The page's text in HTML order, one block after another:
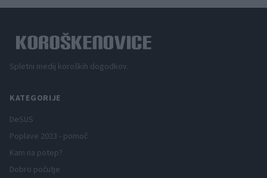
Spletni medij koroških dogodkov.
KATEGORIJE
DeSUS
Poplave 2023 - pomoč
Kam na potep?
Dobro počutje